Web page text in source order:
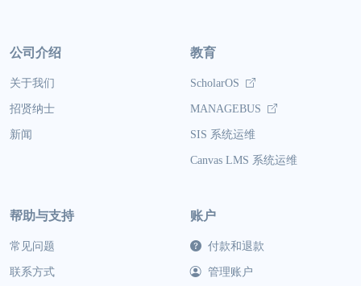
公司介绍
关于我们
招贤纳士
新闻
教育
ScholarOS
MANAGEBUS
SIS 系统运维
Canvas LMS 系统运维
帮助与支持
常见问题
联系方式
账户
付款和退款
管理账户